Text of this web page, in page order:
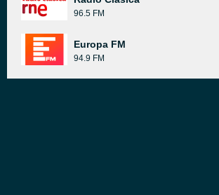
96.5 FM
Europa FM
94.9 FM